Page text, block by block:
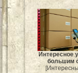
Интересное
большим